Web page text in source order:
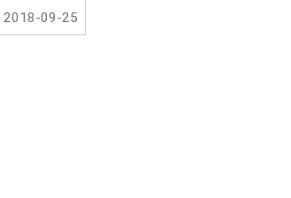
2018-09-25